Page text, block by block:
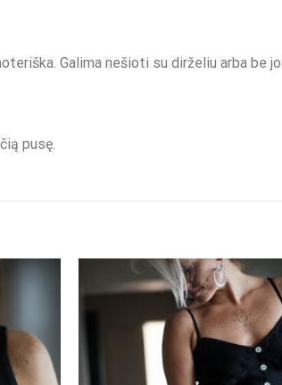
Galima nešioti su dirželiu arba be
pusę.
prekės"